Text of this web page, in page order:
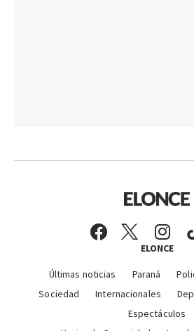
ELONCE
Últimas noticias Paraná
Sociedad
Internacionales
Espectáculos